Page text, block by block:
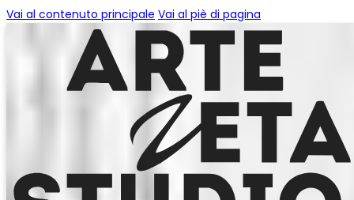
Vai al contenuto principale Vai al piè di pagina